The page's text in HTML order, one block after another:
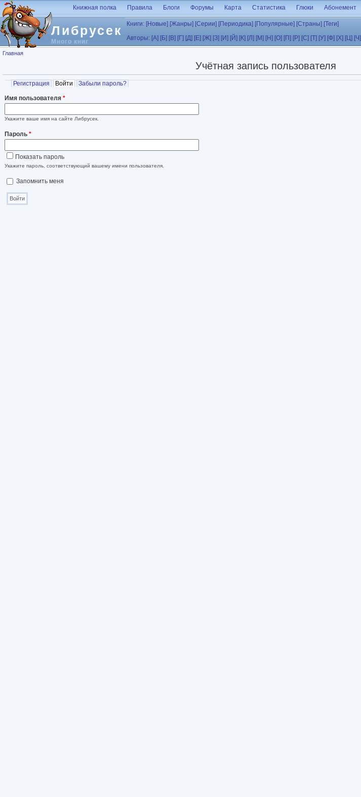
Перейти к основному содержанию
Либрусек
Много книг
Книжная полка Правила Блоги Форумы Карта Статистика Глюки Абонемент
Книги: [Новые] [Жанры] [Серии] [Периодика] [Популярные] [Страны] [Теги]
Авторы: [А] [Б] [В] [Г] [Д] [Е] [Ж] [З] [И] [Й] [К] [Л] [М] [Н] [О] [П] [Р] [С] [Т] [У] [Ф] [Х] [Ц] [Ч]
Вы здесь
Главная
Учётная запись пользователя
Главные вкладки
Регистрация Войти (активная вкладка)
Забыли пароль?
Имя пользователя *
Укажите ваше имя на сайте Либрусек.
Пароль *
Показать пароль
Укажите пароль, соответствующий вашему имени пользователя.
Запомнить меня